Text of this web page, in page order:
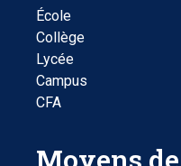
École
Collège
Lycée
Campus
CFA
Moyens